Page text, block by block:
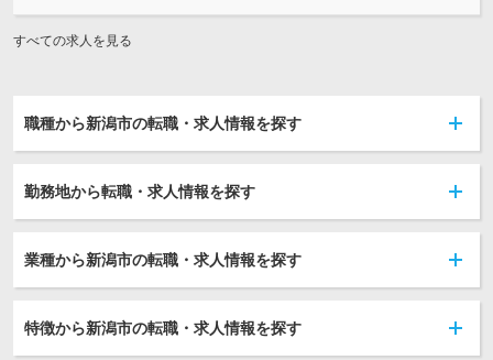
すべての求人を見る
職種から新潟市の転職・求人情報を探す
勤務地から転職・求人情報を探す
業種から新潟市の転職・求人情報を探す
特徴から新潟市の転職・求人情報を探す